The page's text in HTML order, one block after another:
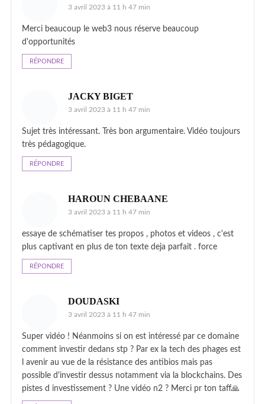
3 avril 2023 à 11 h 47 min
Merci beaucoup le web3 nous réserve beaucoup
d'opportunités
RÉPONDRE
JACKY BIGET
3 avril 2023 à 11 h 47 min
Sujet très intéressant. Très bon argumentaire. Vidéo toujours
très pédagogique.
RÉPONDRE
HAROUN CHEBAANE
3 avril 2023 à 11 h 47 min
essaye de schématiser tes propos , photos et videos , c'est
plus captivant en plus de ton texte deja parfait . force
RÉPONDRE
DOUDASKI
3 avril 2023 à 11 h 47 min
Super vidéo ! Néanmoins si on est intéressé par ce domaine
comment investir dedans stp ? Par ex la tech des phages est
l avenir au vue de la résistance des antibios mais pas
possible d'investir dessus notamment via la blockchains. Des
pistes d investissement ? Une vidéo n2 ? Merci pr ton taff🙏